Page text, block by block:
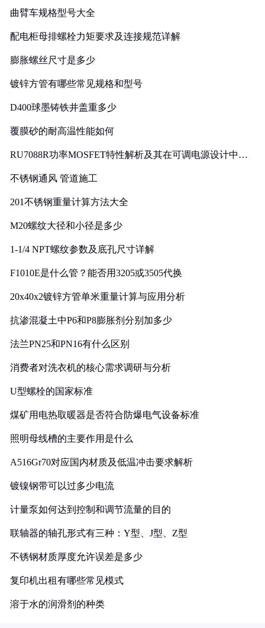
曲臂车规格型号大全
配电柜母排螺栓力矩要求及连接规范详解
膨胀螺丝尺寸是多少
镀锌方管有哪些常见规格和型号
D400球墨铸铁井盖重多少
覆膜砂的耐高温性能如何
RU7088R功率MOSFET特性解析及其在可调电源设计中的
不锈钢通风 管道施工
201不锈钢重量计算方法大全
M20螺纹大径和小径是多少
1-1/4 NPT螺纹参数及底孔尺寸详解
F1010E是什么管？能否用3205或3505代换
20x40x2镀锌方管单米重量计算与应用分析
抗渗混凝土中P6和P8膨胀剂分别加多少
法兰PN25和PN16有什么区别
消费者对洗衣机的核心需求调研与分析
U型螺栓的国家标准
煤矿用电热取暖器是否符合防爆电气设备标准
照明母线槽的主要作用是什么
A516Gr70对应国内材质及低温冲击要求解析
镀镍钢带可以过多少电流
计量泵如何达到控制和调节流量的目的
联轴器的轴孔形式有三种：Y型、J型、Z型
不锈钢材质厚度允许误差是多少
复印机出租有哪些常见模式
溶于水的润滑剂的种类